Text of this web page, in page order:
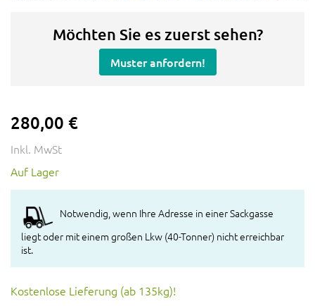
Möchten Sie es zuerst sehen?
Muster anfordern!
280,00 €
Inkl. MwSt
Auf Lager
Notwendig, wenn Ihre Adresse in einer Sackgasse
liegt oder mit einem großen Lkw (40-Tonner) nicht erreichbar
ist.
Kostenlose Lieferung (ab 135kg)!